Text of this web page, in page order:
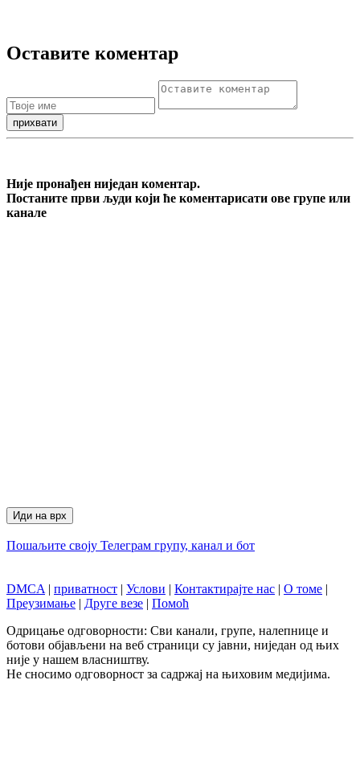
Оставите коментар
Није пронађен ниједан коментар.
Постаните први људи који ће коментарисати ове групе или
канале
Иди на врх
Пошаљите своју Телеграм групу, канал и бот
DMCA | приватност | Услови | Контактирајте нас | О томе |
Преузимање | Друге везе | Помоћ
Одрицање одговорности: Сви канали, групе, налепнице и
ботови објављени на веб страници су јавни, ниједан од њих
није у нашем власништву.
Не сносимо одговорност за садржај на њиховим медијима.